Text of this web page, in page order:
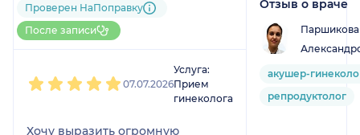
1 отзыв
До 5 записей через
НаПоправку
Проверен НаПоправку
После записи
07.07.2026
Услуга:
Прием
гинеколога
Хочу выразить огромную
Отзыв о враче
Паршикова
акушер-
репродуктолог